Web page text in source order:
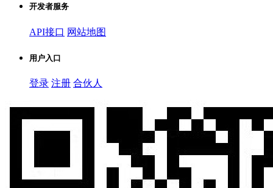
开发者服务
API接口 网站地图
用户入口
登录 注册 合伙人